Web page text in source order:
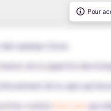
Pour
dire quelque chose.
de la cigarette
de la vape qui
comme
, qui